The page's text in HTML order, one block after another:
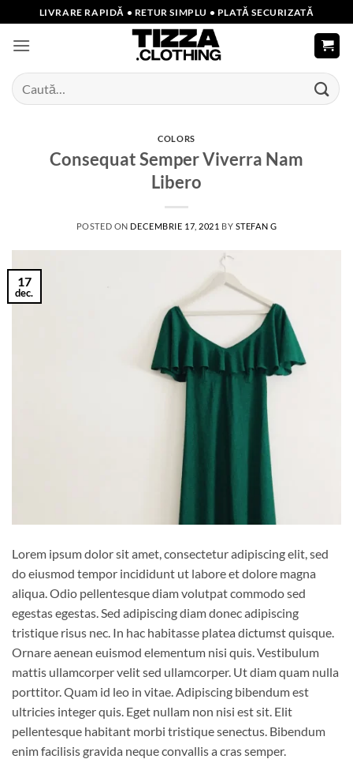
to
content
LIVRARE RAPIDĂ • RETUR SIMPLU • PLATĂ SECURIZATĂ
Caută
după:
COLORS
Consequat Semper Viverra Nam
Libero
POSTED ON DECEMBRIE 17, 2021 BY STEFAN G
17
dec.
Lorem ipsum dolor sit amet, consectetur adipiscing elit, sed
do eiusmod tempor incididunt ut labore et dolore magna
aliqua. Odio pellentesque diam volutpat commodo sed
egestas egestas. Sed adipiscing diam donec adipiscing
tristique risus nec. In hac habitasse platea dictumst quisque.
Ornare aenean euismod elementum nisi quis. Vestibulum
mattis ullamcorper velit sed ullamcorper. Ut diam quam nulla
porttitor. Quam id leo in vitae. Adipiscing bibendum est
ultricies integer quis. Eget nullam non nisi est sit. Elit
pellentesque habitant morbi tristique senectus. Bibendum
enim facilisis gravida neque convallis a cras semper.